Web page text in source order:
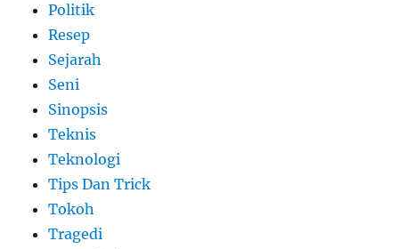
Politik
Resep
Sejarah
Seni
Sinopsis
Teknis
Teknologi
Tips Dan Trick
Tokoh
Tragedi